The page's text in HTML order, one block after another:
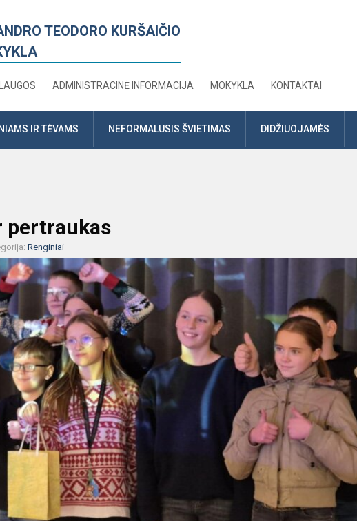
TEODORO KURŠAIČIO
ADMINISTRACINĖ INFORMACIJA MOKYKLA KONTAKTAI
IR TĖVAMS NEFORMALUSIS ŠVIETIMAS DIDŽIUOJAMĖS
pertraukas
Renginiai